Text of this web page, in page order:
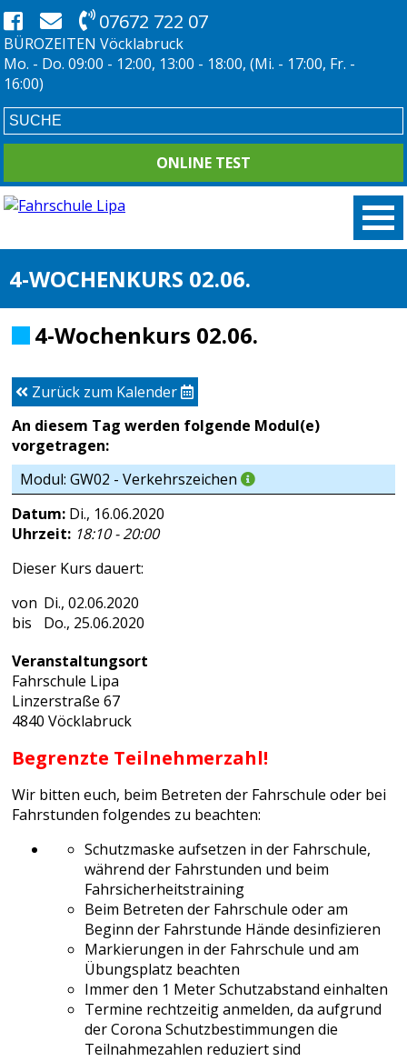
07672 722 07
BÜROZEITEN Vöcklabruck
Mo. - Do. 09:00 - 12:00, 13:00 - 18:00, (Mi. - 17:00, Fr. -
16:00)
ONLINE TEST
4-WOCHENKURS 02.06.
4-Wochenkurs 02.06.
Zurück zum Kalender
An diesem Tag werden folgende Modul(e)
vorgetragen:
Modul: GW02 - Verkehrszeichen
Datum: Di., 16.06.2020
Uhrzeit: 18:10 - 20:00
Dieser Kurs dauert:
Di., 02.06.2020
Do., 25.06.2020
Veranstaltungsort
Fahrschule Lipa
Linzerstraße 67
4840 Vöcklabruck
Begrenzte Teilnehmerzahl!
Wir bitten euch, beim Betreten der Fahrschule oder bei
Fahrstunden folgendes zu beachten:
Schutzmaske aufsetzen in der Fahrschule,
während der Fahrstunden und beim
Fahrsicherheitstraining
Beim Betreten der Fahrschule oder am
Beginn der Fahrstunde Hände desinfizieren
Markierungen in der Fahrschule und am
Übungsplatz beachten
Immer den 1 Meter Schutzabstand einhalten
Termine rechtzeitig anmelden, da aufgrund
der Corona Schutzbestimmungen die
Teilnahmezahlen reduziert sind